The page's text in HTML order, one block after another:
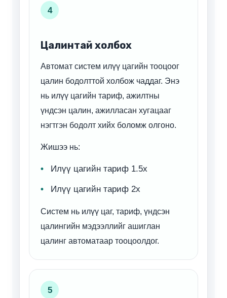
4
Цалинтай холбох
Автомат систем илүү цагийн тооцоог
цалин бодолттой холбож чаддаг. Энэ
нь илүү цагийн тариф, ажилтны
үндсэн цалин, ажилласан хугацааг
нэгтгэн бодолт хийх боломж олгоно.
Жишээ нь:
Илүү цагийн тариф 1.5x
Илүү цагийн тариф 2x
Систем нь илүү цаг, тариф, үндсэн
цалингийн мэдээллийг ашиглан
цалинг автоматаар тооцоолдог.
5